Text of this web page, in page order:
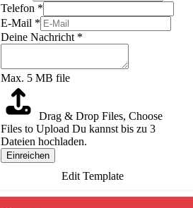
Telefon *
E-Mail *
Deine Nachricht *
Max. 5 MB file
Drag & Drop Files, Choose
Files to Upload Du kannst bis zu 3
Dateien hochladen.
Einreichen
Edit Template